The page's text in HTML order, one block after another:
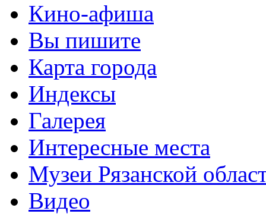
Кино-афиша
Вы пишите
Карта города
Индексы
Галерея
Интересные места
Музеи Рязанской
Видео